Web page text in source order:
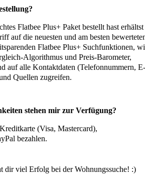
Flatbee Plus+ Paket bestellt hast erhältst
auf die neuesten und am besten
Flatbee Plus+ Suchfunktionen,
Algorithmus und Preis-Barometer,
auf alle Kontaktdaten (Telefonnummern, E-
Quellen zugreifen.
stehen mir zur Verfügung?
(Visa, Mastercard),
bezahlen.
dir viel Erfolg bei der Wohnungssuche! :)